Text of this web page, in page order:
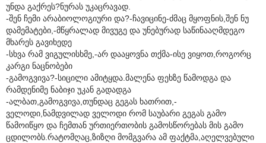
უნდა გაქრეს?ნურას უკაცრავად.
-შენ ჩემი არაბიოლოგიური და?-ჩავიცინე-ძმაც მყოფნის,შენ ნუ
დამემატები,-მწყრალად მივუგე და უნებურად საწინააღმდეგო
მხარეს გავიხედე
-სხვა რამ ვიგულისხმე,-არ დააყოვნა თქმა-ისე ვიყოთ,როგორც
კარგი ნაცნობები
-გამოგვივა?-სიცილი ამიტყდა.მალენა ფეხზე წამოდგა და
რამდენიმე ნაბიჯი უკან გადადგა
-ალბათ,გამოგვივა,თუნდაც გეგას ხათრით,-
ველოდი,ნამდვილად ველოდი რომ საუბარი გეგას გამო
წამოიწყო და ჩემთან ურთიერთობის გამოსწორებას მის გამო
ცდილობს.რატომღაც,ზიზღი მომგვარა ამ ფაქტმა,აღელვებული